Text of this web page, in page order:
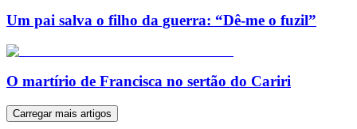
Um pai salva o filho da guerra: “Dê-me o fuzil”
O martírio de Francisca no sertão do Cariri
Carregar mais artigos